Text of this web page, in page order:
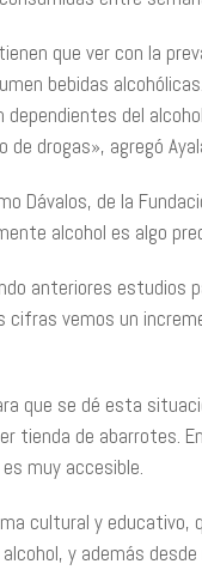
que ver con la
bebidas
del
drogas», agregó
Dávalos, de la
alcohol es algo
anteriores estudios
vemos un
que se dé esta
tienda de abarrotes.
muy accesible.
cultural y
y además